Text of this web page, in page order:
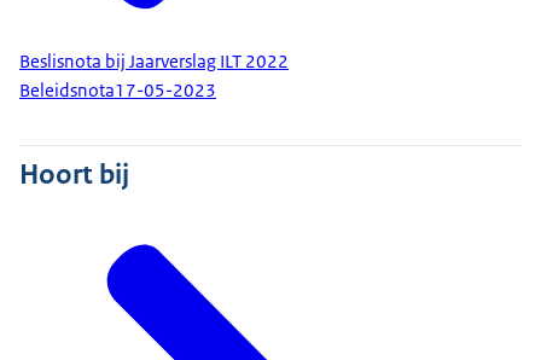
Beslisnota bij Jaarverslag ILT 2022
Beleidsnota17-05-2023
Hoort bij